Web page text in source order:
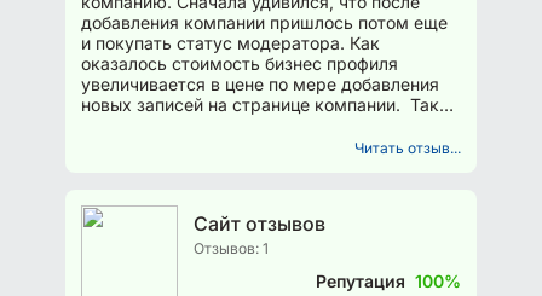
добавления компании пришлось потом еще
и покупать статус модератора. Как
оказалось стоимость бизнес профиля
увеличивается в цене по мере добавления
новых записей на странице компании. Так
Читать отзыв...
Сайт отзывов
Отзывов: 1
Репутация 100%